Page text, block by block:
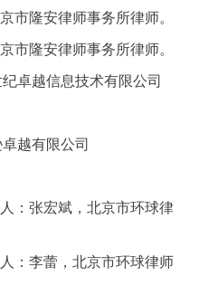
市隆安律师事务所律师。
市隆安律师事务所律师。
卓越信息技术有限公司
越有限公司
：张宏斌，北京市环球律
：李蕾，北京市环球律师